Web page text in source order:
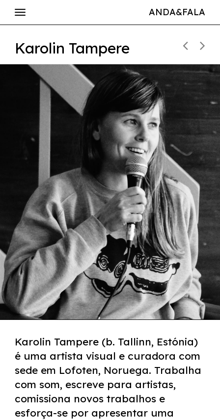
ANDA&FALA
Karolin Tampere
Karolin Tampere (b. Tallinn, Estónia)
é uma artista visual e curadora com
sede em Lofoten, Noruega. Trabalha
com som, escreve para artistas,
comissiona novos trabalhos e
esforça-se por apresentar uma